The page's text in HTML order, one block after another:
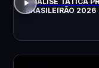
BRASILEIRÃO 2026